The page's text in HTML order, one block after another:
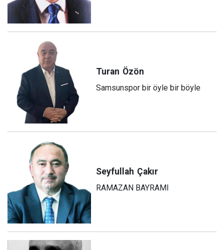
Turan Özön
Samsunspor bir öyle bir böyle
Seyfullah Çakır
RAMAZAN BAYRAMI